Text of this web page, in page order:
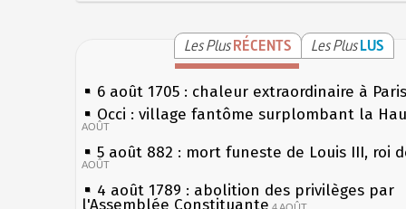
Les PlusRÉCENTS Les PlusLUS
6 août 1705 : chaleur extraordinaire à Paris
Occi : village fantôme surplombant la
AOÛT
5 août 882 : mort funeste de Louis III, roi
AOÛT
4 août 1789 : abolition des privilèges par